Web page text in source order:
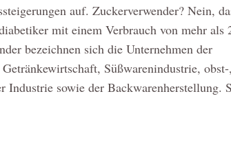
auf. Zuckerverwender? Nein,
mit einem Verbrauch von mehr als
bezeichnen sich die Unternehmen der
Süßwarenindustrie, obst-,
Industrie sowie der Backwarenherstellung.